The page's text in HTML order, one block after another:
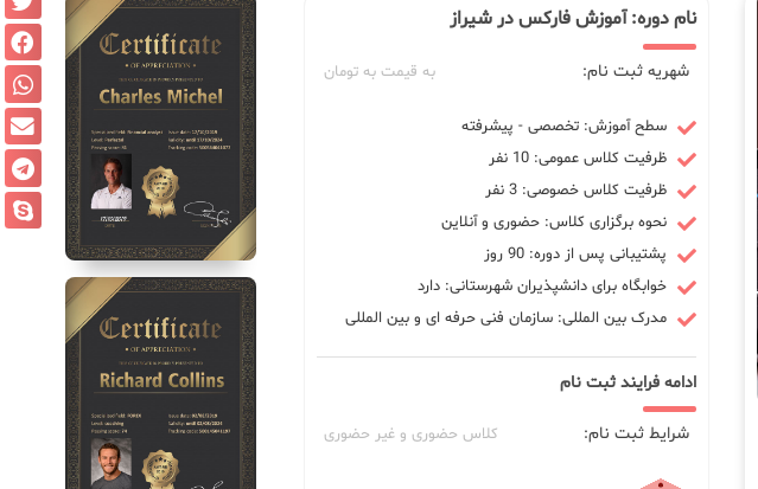
نام دوره: آموزش فارکس در شیراز
شهریه ثبت نام: به قیمت به تومان
سطح آموزش: تخصصی - پیشرفته
ظرفیت کلاس عمومی: 10 نفر
ظرفیت کلاس خصوصی: 3 نفر
نحوه برگزاری کلاس: حضوری و آنلاین
پشتیبانی پس از دوره: 90 روز
خوابگاه برای دانشپذیران شهرستانی: دارد
مدرک بین المللی: سازمان فنی حرفه ای و بین المللی
ادامه فرایند ثبت نام
شرایط ثبت نام: کلاس حضوری و غیر حضوری